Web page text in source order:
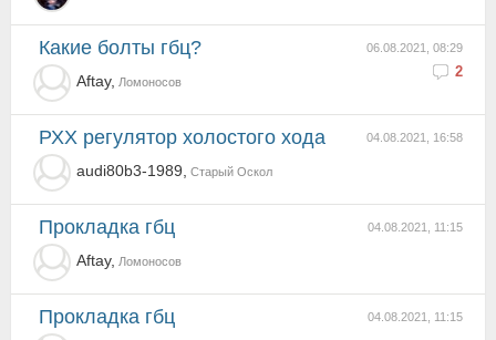
06.08.2021, 08:29
2
Какие болты гбц?
Aftay, Ломоносов
04.08.2021, 16:58
РХХ регулятор холостого хода
audi80b3-1989, Старый Оскол
04.08.2021, 11:15
Прокладка гбц
Aftay, Ломоносов
04.08.2021, 11:15
Прокладка гбц